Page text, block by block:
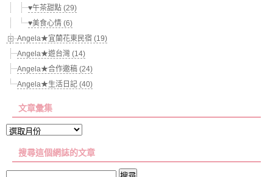
♥午茶甜點 (29)
♥美食心情 (6)
Angela★宜蘭花東民宿 (19)
Angela★遊台灣 (14)
Angela★合作邀稿 (24)
Angela★生活日記 (40)
文章彙集
文
彙
搜尋這個網誌的文章